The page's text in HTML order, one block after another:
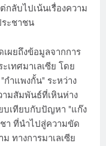
ลับไปเน้นเรื่องความ
ะชาชน
ผยถึงข้อมูลจากการ
ทศมาเลเซีย โดย
กำแพงกั้น" ระหว่าง
ามสัมพันธ์ที่เหินห่าง
บเทียบกับปัญหา "แก๊ง
า ที่นำไปสู่ความขัด
ทางการมาเลเซีย